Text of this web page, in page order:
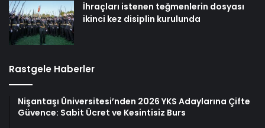
İhraçları istenen teğmenlerin dosyası
ikinci kez disiplin kurulunda
Rastgele Haberler
Nişantaşı Üniversitesi’nden 2026 YKS Adaylarına Çifte
Güvence: Sabit Ücret ve Kesintisiz Burs